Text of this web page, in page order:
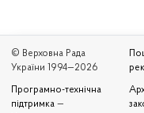
© Верховна Рада
України 1994—2026
Програмно-технічна
підтримка —